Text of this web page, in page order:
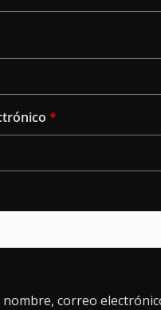
*
correo